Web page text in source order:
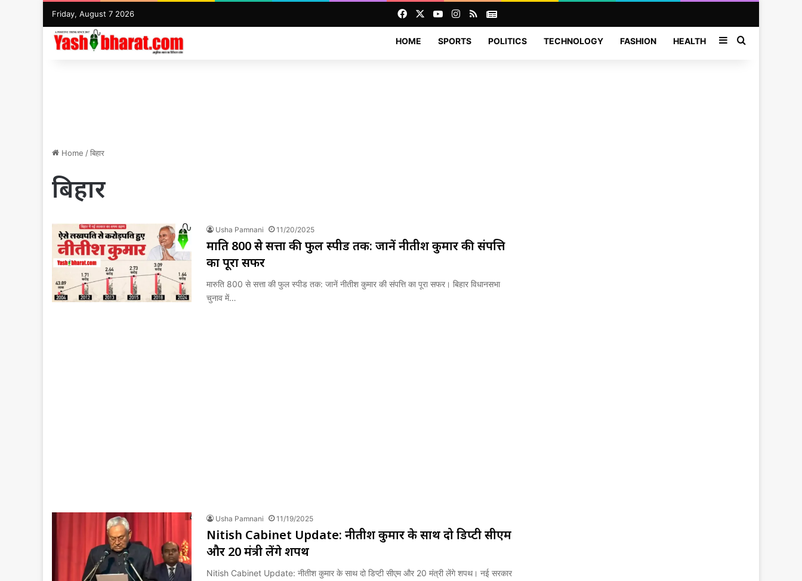
Friday, August 7 2026 FacebookYouTubeInstagram
RSSNews
HOME SPORTS POLITICS TECHNOLOGY FASHION HEALTH SidebarSearch for
Home /बिहार
बिहार
Usha Pamnani 11/20/2025
मारुति 800 से सत्ता की फुल स्पीड तक: जानें नीतीश कुमार की संपत्ति
का पूरा सफर
मारुति 800 से सत्ता की फुल स्पीड तक: जानें नीतीश कुमार की संपत्ति का पूरा सफर। बिहार विधानसभा
चुनाव में…
Usha Pamnani 11/19/2025
Nitish Cabinet Update: नीतीश कुमार के साथ दो डिप्टी सीएम
और 20 मंत्री लेंगे शपथ
Nitish Cabinet Update: नीतीश कुमार के साथ दो डिप्टी सीएम और 20 मंत्री लेंगे शपथ। नई सरकार